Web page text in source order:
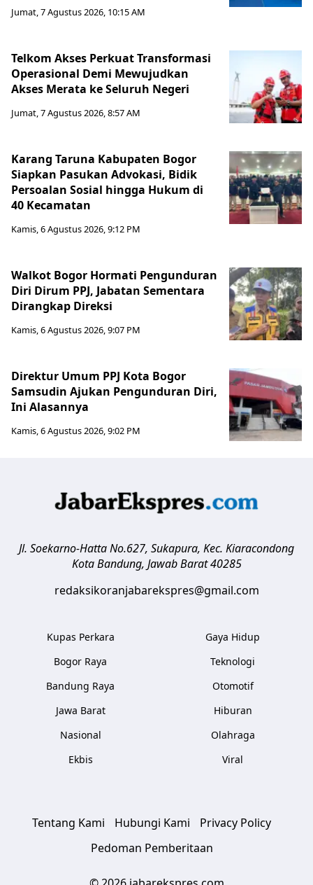
Jumat, 7 Agustus 2026, 10:15 AM
Telkom Akses Perkuat Transformasi
Operasional Demi Mewujudkan
Akses Merata ke Seluruh Negeri
Jumat, 7 Agustus 2026, 8:57 AM
Karang Taruna Kabupaten Bogor
Siapkan Pasukan Advokasi, Bidik
Persoalan Sosial hingga Hukum di
40 Kecamatan
Kamis, 6 Agustus 2026, 9:12 PM
Walkot Bogor Hormati Pengunduran
Diri Dirum PPJ, Jabatan Sementara
Dirangkap Direksi
Kamis, 6 Agustus 2026, 9:07 PM
Direktur Umum PPJ Kota Bogor
Samsudin Ajukan Pengunduran Diri,
Ini Alasannya
Kamis, 6 Agustus 2026, 9:02 PM
Jl. Soekarno-Hatta No.627, Sukapura, Kec. Kiaracondong
Kota Bandung, Jawab Barat 40285
redaksikoranjabarekspres@gmail.com
Kupas Perkara
Bogor Raya
Bandung Raya
Jawa Barat
Nasional
Ekbis
Gaya Hidup
Teknologi
Otomotif
Hiburan
Olahraga
Viral
Tentang Kami Hubungi Kami
Privacy Policy
Pedoman Pemberitaan